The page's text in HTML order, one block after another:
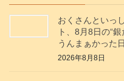
おくさんといっ
ト、8月8日の“
うんまぁかった
2026年8月8日